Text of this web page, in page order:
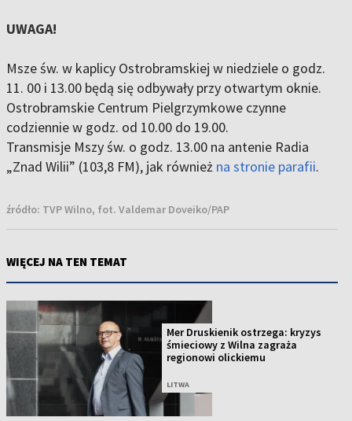
UWAGA!
Msze św. w kaplicy Ostrobramskiej w niedziele o godz.
11. 00 i 13.00 będą się odbywały przy otwartym oknie.
Ostrobramskie Centrum Pielgrzymkowe czynne
codziennie w godz. od 10.00 do 19.00.
Transmisje Mszy św. o godz. 13.00 na antenie Radia
„Znad Wilii” (103,8 FM), jak również na stronie parafii.
źródło: TVP Wilno, fot. Valdemar Doveiko/PAP
WIĘCEJ NA TEN TEMAT
Mer Druskienik ostrzega: kryzys
śmieciowy z Wilna zagraża
regionowi olickiemu
LITWA